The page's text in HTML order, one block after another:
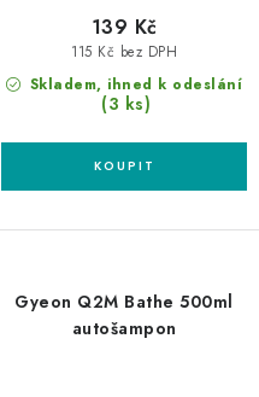
Skladem, ihned k odeslání
(3 ks)
115 Kč bez DPH
139 Kč
Gyeon Q2M Bathe 500ml
autošampon